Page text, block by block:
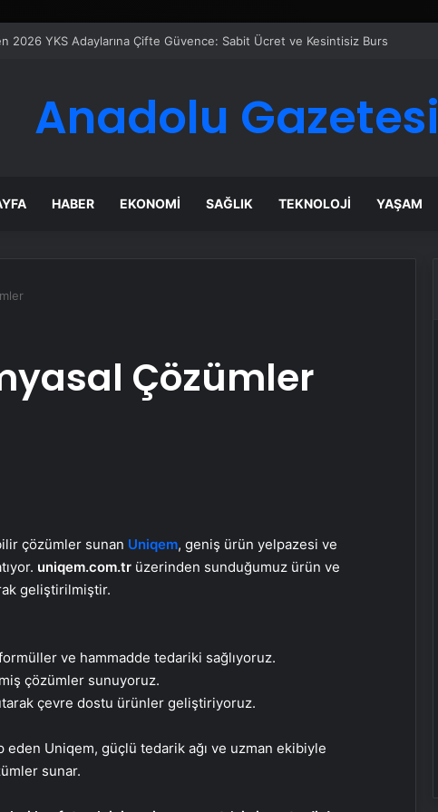
Kazanı Çözümleriyle Üretim Tesislerine Verimli Sistemler Sunuyor
Anadolu Gazetesi
HABER EKONOMI SAĞLIK TEKNOLOJI YAŞAM
Çözümler
çözümler sunan Uniqem, geniş ürün yelpazesi ve
uniqem.com.trüzerinden sunduğumuz ürün ve
geliştirilmiştir.
ve hammadde tedariki sağlıyoruz.
çözümler sunuyoruz.
çevre dostu ürünler geliştiriyoruz.
Uniqem, güçlü tedarik ağı ve uzman ekibiyle
sunar.
Sevinçler Sağlık: Trusted Hygiene
Product Manufacturer in Turkey